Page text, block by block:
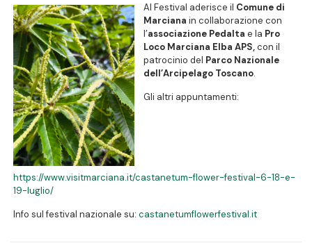
Al Festival aderisce il Comune di
Marciana in collaborazione con
l’associazione Pedalta e la Pro
Loco Marciana Elba APS,con il
patrocinio del Parco Nazionale
dell’Arcipelago Toscano.
Gli altri appuntamenti:
https://www.visitmarciana.it/castanetum-flower-festival-6-18-e-
19-luglio/
Info sul festival nazionale su:castanetumflowerfestival.it